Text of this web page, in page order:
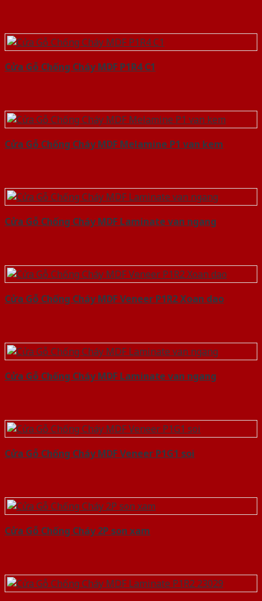
Cửa Gỗ Chống Cháy MDF P1R4 C1
Cửa Gỗ Chống Cháy MDF Melamine P1 van kem
Cửa Gỗ Chống Cháy MDF Laminate van ngang
Cửa Gỗ Chống Cháy MDF Veneer P1R2 Xoan dao
Cửa Gỗ Chống Cháy MDF Laminate van ngang
Cửa Gỗ Chống Cháy MDF Veneer P1G1 soi
Cửa Gỗ Chống Cháy 2P son xam